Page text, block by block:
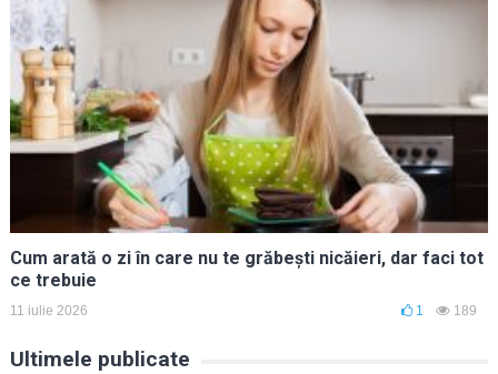
Cum arată o zi în care nu te grăbești nicăieri, dar faci tot
ce trebuie
11 iulie 2026 1 189
Ultimele publicate